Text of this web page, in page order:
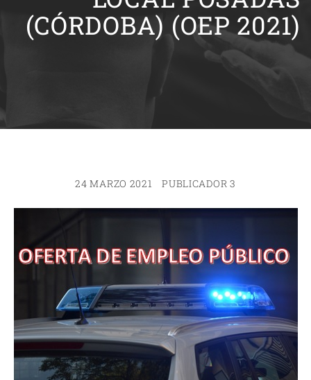
(CÓRDOBA) (OEP 2021)
24 MARZO 2021 PUBLICADOR 3